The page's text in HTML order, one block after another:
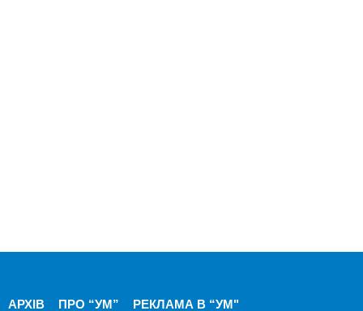
АРХІВ ПРО “УМ” РЕКЛАМА В “УМ"